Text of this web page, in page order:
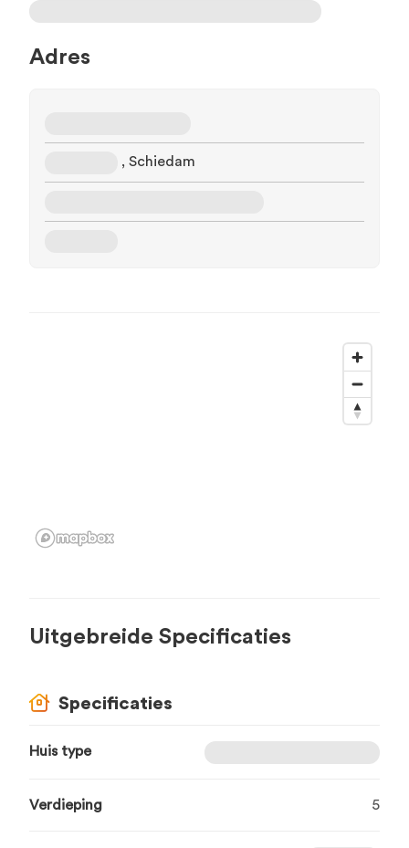
Adres
, Schiedam
Uitgebreide Specificaties
Specificaties
Huis type
Verdieping 5